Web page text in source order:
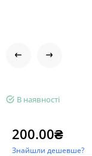
В наявності
200.00₴
Знайшли дешевше?